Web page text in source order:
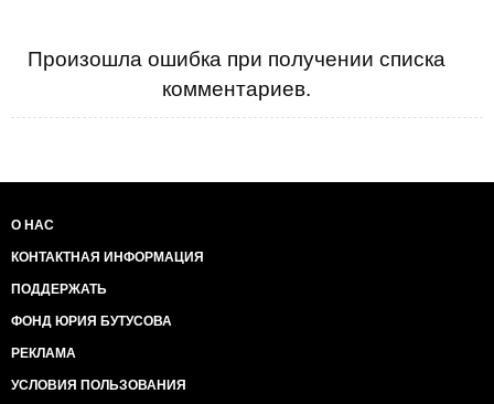
Произошла ошибка при получении списка
комментариев.
О НАС
КОНТАКТНАЯ ИНФОРМАЦИЯ
ПОДДЕРЖАТЬ
ФОНД ЮРИЯ БУТУСОВА
РЕКЛАМА
УСЛОВИЯ ПОЛЬЗОВАНИЯ